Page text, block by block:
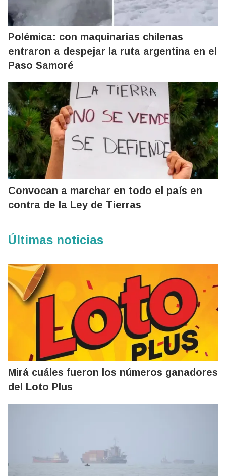
Polémica: con maquinarias chilenas
entraron a despejar la ruta argentina en el
Paso Samoré
Convocan a marchar en todo el país en
contra de la Ley de Tierras
Últimas noticias
Mirá cuáles fueron los números ganadores
del Loto Plus